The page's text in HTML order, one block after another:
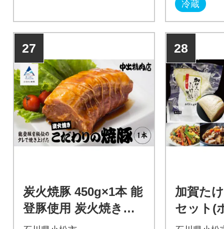
冷蔵
27
炭火焼豚 450g×1本 能
登豚使用 炭火焼き豚
こだわりぶたチャー
28
加賀た
セット(
ス) 筍水